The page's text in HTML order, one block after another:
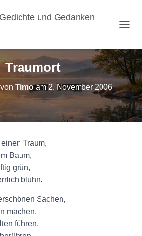
und Gedanken
V
I
G
A
T
I
O
N
U
Traumort
Timoam2. November 2006
Traum,
Baum,
grün,
blühn.
Sachen,
machen,
führen,